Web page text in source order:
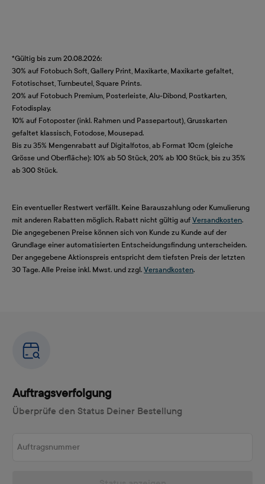
*Gültig bis zum 20.08.2026:
30% auf Fotobuch Soft, Gallery Print, Maxikarte, Maxikarte gefaltet,
Fototischset, Turnbeutel, Square Prints.
20% auf Fotobuch Premium, Posterleiste, Alu-Dibond, Postkarten,
Fotodisplay.
10% auf Fotoposter (inkl. Rahmen und Passepartout), Grusskarten
gefaltet klassisch, Fotodose, Mousepad.
Bis zu 35% Mengenrabatt auf Digitalfotos, ab Format 10cm (gleiche
Grösse und Oberfläche): 10% ab 50 Stück, 20% ab 100 Stück, bis zu 35%
ab 300 Stück.
Ein eventueller Restwert verfällt. Keine Barauszahlung oder Kumulierung
mit anderen Rabatten möglich. Rabatt nicht gültig auf Versandkosten.
Die angegebenen Preise können sich von Kunde zu Kunde auf der
Grundlage einer automatisierten Entscheidungsfindung unterscheiden.
Der angegebene Aktionspreis entspricht dem tiefsten Preis der letzten
30 Tage. Alle Preise inkl. Mwst. und zzgl. Versandkosten.
Auftragsverfolgung
Überprüfe den Status Deiner Bestellung